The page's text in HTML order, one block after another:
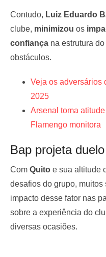
Contudo, Luiz Eduardo
clube, minimizou os
confiança na estrutura do
obstáculos.
Veja os adversários
2025
Arsenal toma
Flamengo monitora
Bap projeta
Com Quito e sua altitude
desafios do grupo,
impacto desse fator nas
sobre a experiência do
diversas ocasiões.